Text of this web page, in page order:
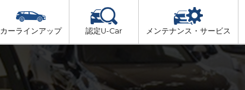
但馬
カーラインアップ 認定U-Car メンテナンス・サービス
車検（法定24か月点検）